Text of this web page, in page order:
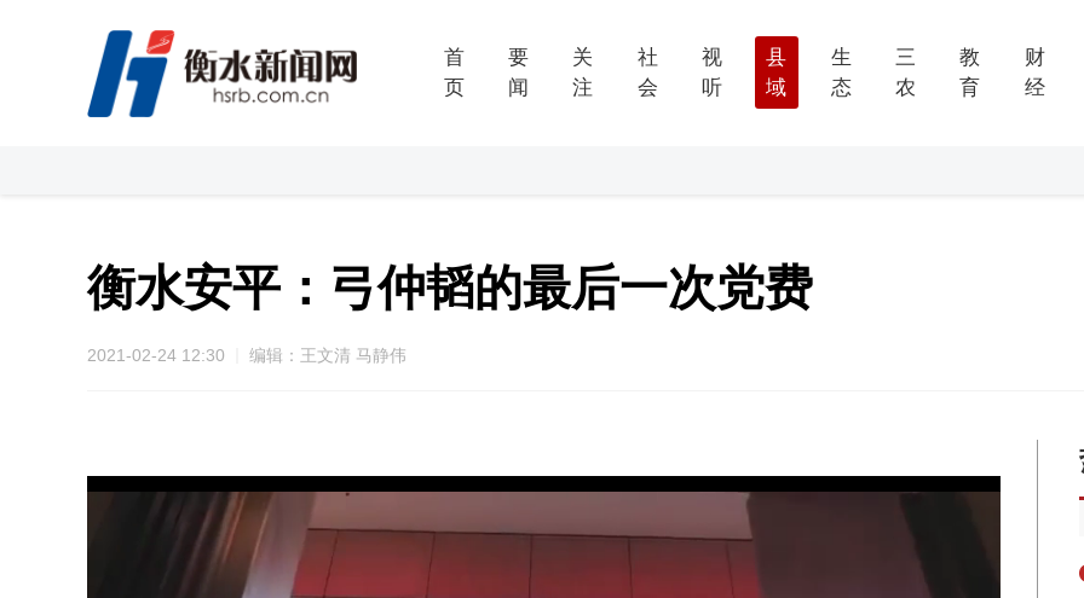
首
页
要
闻
关
注
社
会
视
听
县
域
生
态
三
农
教
育
财
经
衡水安平：弓仲韬的最后一次党费
2021-02-24 12:30 编辑：王文清 马静伟